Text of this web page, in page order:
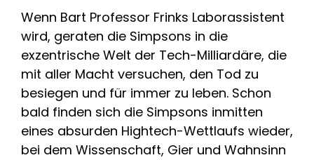
Wenn Bart Professor Frinks Laborassistent
wird, geraten die Simpsons in die
exzentrische Welt der Tech-Milliardäre, die
mit aller Macht versuchen, den Tod zu
besiegen und für immer zu leben. Schon
bald finden sich die Simpsons inmitten
eines absurden Hightech-Wettlaufs wieder,
bei dem Wissenschaft, Gier und Wahnsinn